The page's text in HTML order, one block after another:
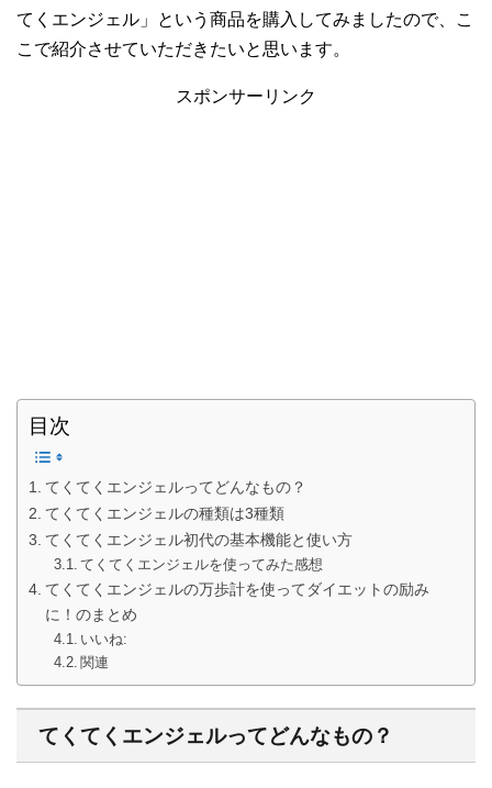
てくエンジェル」という商品を購入してみましたので、こ
こで紹介させていただきたいと思います。
スポンサーリンク
目次
てくてくエンジェルってどんなもの？
てくてくエンジェルの種類は3種類
てくてくエンジェル初代の基本機能と使い方
てくてくエンジェルを使ってみた感想
てくてくエンジェルの万歩計を使ってダイエットの励み
に！のまとめ
いいね:
関連
てくてくエンジェルってどんなもの？